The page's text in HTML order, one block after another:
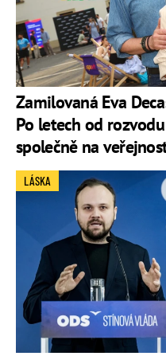
Zamilovaná Eva
Po letech od
společně na
LÁSKA